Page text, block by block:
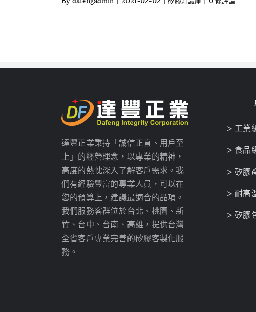
達豐正業秉持「誠信正直、用戶至
上」的經營理念，以專業的精神，
高度的熱忱深入了解客戶需求。我
們有經驗豐富的專業人員，可以在
您的預算上，建議最適合的品項。
我們服務客群位於台北、桃園、新
竹、台中、台南、高雄，提供台灣
全省客戶專業完善的矽膠客製化服
務。
> 工業
> 食品
> 矽膠
> 耐高
> 矽膠